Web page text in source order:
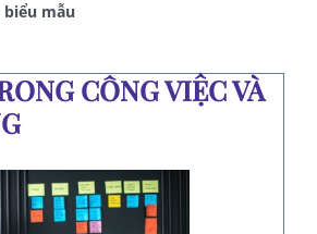
mẫu
CÔNG VIỆC VÀ